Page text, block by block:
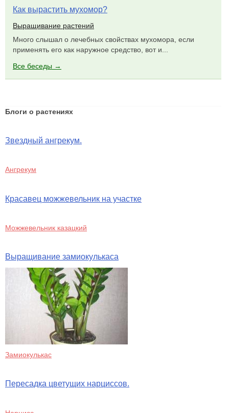
Как вырастить мухомор?
Выращивание растений
Много слышал о лечебных свойствах мухомора, если
применять его как наружное средство, вот и...
Все беседы →
Блоги о растениях
Звездный ангрекум.
Ангрекум
Красавец можжевельник на участке
Можжевельник казацкий
Выращивание замиокулькаса
Замиокулькас
Пересадка цветущих нарциссов.